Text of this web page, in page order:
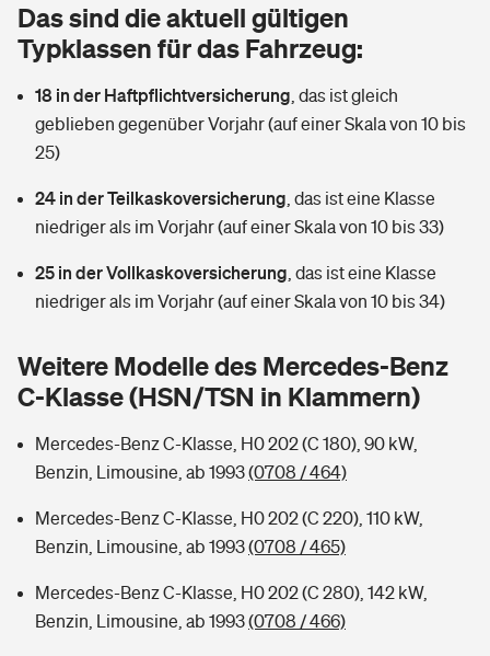
Rentenrechner: Wie viel Geld bekomme ich im Alter?
Wer versichert was: Jetzt Versicherer finden
Sie haben Fragen?
Vermieterrrechtsschutz
Mietkautionsversicherung
Restkreditversicherung
Zur Übersicht
Tools
Hochwasser-Check: Wie gefährdet ist Ihr Haus?
Wer versichert was: Jetzt Versicherer finden
Sie haben Fragen?
Kinderunfall­ver­si­che­rung
Reiseversicherung
Handyversicherung
Private Cyberversicherung
Musikinstrumentenversicherung
Zur Übersicht
Tools
Kinderunfall-Check: Mehr Sicherheit für deine Kids
Tierkrankenversicherung
Zur Übersicht
Sie haben Fragen?
Rentenrechner: Wie viel Geld bekomme ich im Alter?
Das sind die aktuell gültigen
Typklassen für das Fahrzeug:
18 in der Haftpflichtversicherung das ist gleich
geblieben gegenüber Vorjahr (auf einer Skala von 10 bis
25)
24 in der Teilkaskoversicherung das ist eine Klasse
niedriger als im Vorjahr (auf einer Skala von 10 bis 33)
25 in der Vollkaskoversicherung das ist eine Klasse
niedriger als im Vorjahr (auf einer Skala von 10 bis 34)
Weitere Modelle des Mercedes-Benz
C-Klasse (HSN/TSN in Klammern)
Mercedes-Benz C-Klasse, H0 202 (C 180), 90 kW,
Benzin, Limousine, ab 1993(0708 / 464)
Mercedes-Benz C-Klasse, H0 202 (C 220), 110 kW,
Benzin, Limousine, ab 1993(0708 / 465)
Mercedes-Benz C-Klasse, H0 202 (C 280), 142 kW,
Benzin, Limousine, ab 1993(0708 / 466)